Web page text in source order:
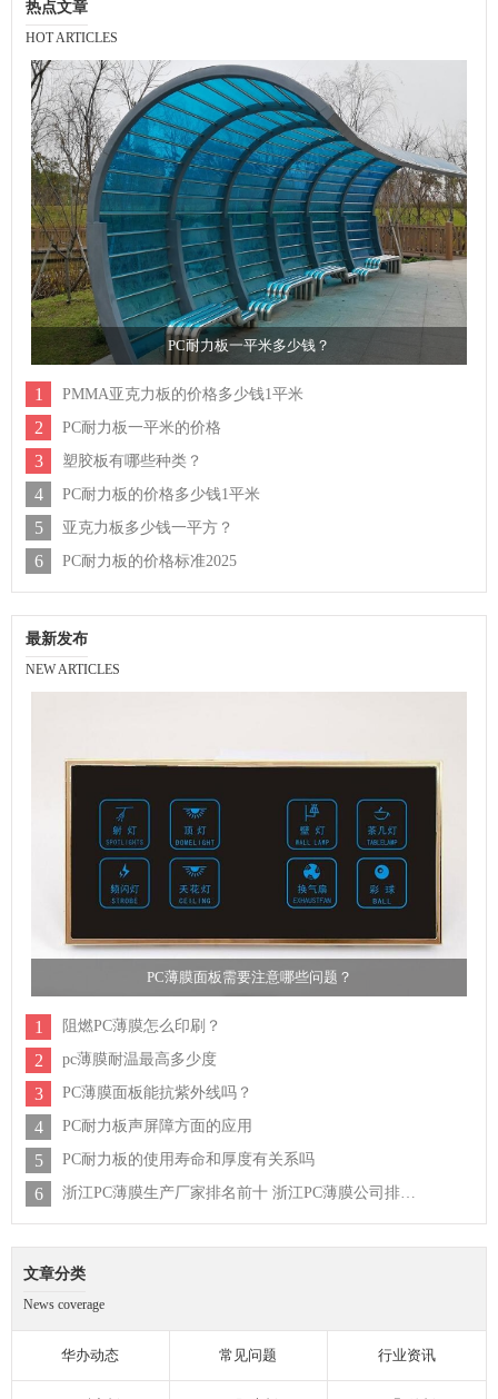
热点文章
HOT ARTICLES
PC耐力板一平米多少钱？
1 PMMA亚克力板的价格多少钱1平米
2 PC耐力板一平米的价格
3 塑胶板有哪些种类？
4 PC耐力板的价格多少钱1平米
5 亚克力板多少钱一平方？
6 PC耐力板的价格标准2025
最新发布
NEW ARTICLES
PC薄膜面板需要注意哪些问题？
1 阻燃PC薄膜怎么印刷？
2 pc薄膜耐温最高多少度
3 PC薄膜面板能抗紫外线吗？
4 PC耐力板声屏障方面的应用
5 PC耐力板的使用寿命和厚度有关系吗
6 浙江PC薄膜生产厂家排名前十 浙江PC薄膜公司排行榜
文章分类
News coverage
华办动态 常见问题 行业资讯